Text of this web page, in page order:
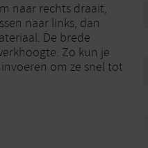
naar rechts draait,
naar links, dan
De brede
Zo kun je
om ze snel tot